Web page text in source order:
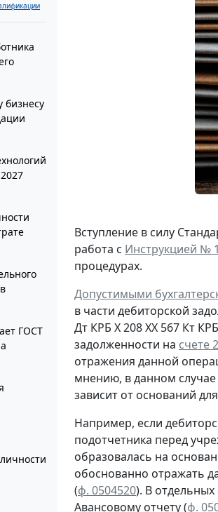
бизнесу
ГОСТ
Вступление в силу
работа с Инструкцией №
процедурах.
Допустимыми
в части дебиторской
Дт КРБ Х 208 ХХ 567 Кт
задолженности на счете
отражения данной
мнению, в данном
зависит от оснований
Например, если
подотчетника перед
образовалась на
обоснованно отражать
(ф. 0504520). В
Авансовому отчету(ф.